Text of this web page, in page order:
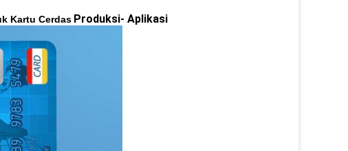
Kartu Cerdas Produksi- Aplikasi